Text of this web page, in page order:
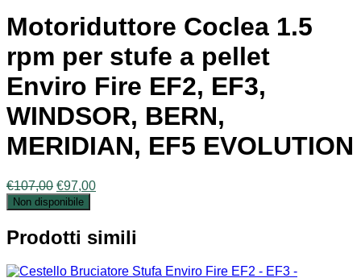
Motoriduttore Coclea 1.5
rpm per stufe a pellet
Enviro Fire EF2, EF3,
WINDSOR, BERN,
MERIDIAN, EF5 EVOLUTION
€107,00 Il
prezzo
originale
era:
€107,00.
€97,00Il
è:
€97,00.
Non disponibile
Prodotti simili